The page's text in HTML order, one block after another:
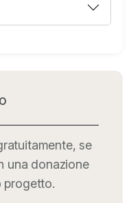
se
una donazione
progetto.